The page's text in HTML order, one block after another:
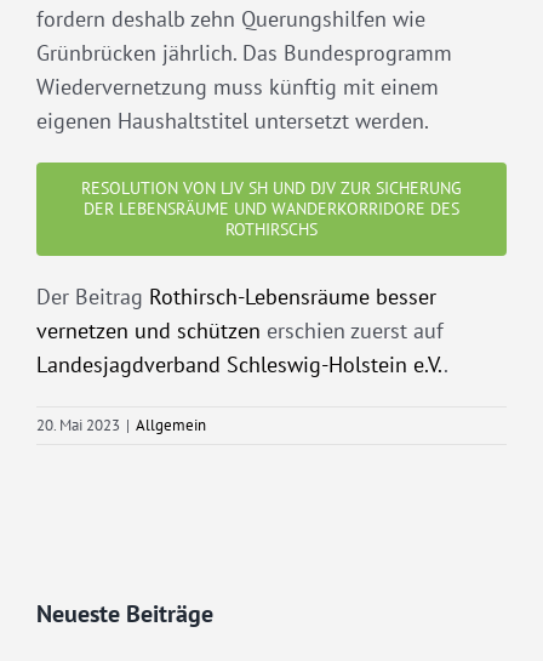
fordern deshalb zehn Querungshilfen wie
Grünbrücken jährlich. Das Bundesprogramm
Wiedervernetzung muss künftig mit einem
eigenen Haushaltstitel untersetzt werden.
RESOLUTION VON LJV SH UND DJV ZUR SICHERUNG
DER LEBENSRÄUME UND WANDERKORRIDORE DES
ROTHIRSCHS
Der Beitrag Rothirsch-Lebensräume besser
vernetzen und schützen erschien zuerst auf
Landesjagdverband Schleswig-Holstein e.V..
20. Mai 2023 | Allgemein
Neueste Beiträge